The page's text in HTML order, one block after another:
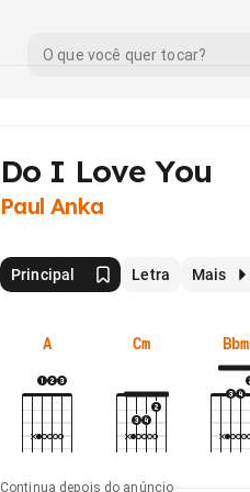
Do I Love You
Paul Anka
Principal Letra Mais
A Cm Bbm
Continua depois do anúncio